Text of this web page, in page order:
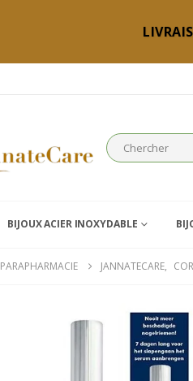
BIJOUX ACIER INOXYDABLE
PARAPHARMACIE JANNATECARE,